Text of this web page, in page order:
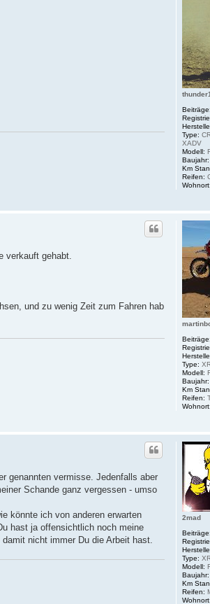
Beiträge:
Type:
XADV
Modell:
Baujahr:
Km
Reifen:
Wohnort:
Beiträge:
Type:
Modell:
Baujahr:
Km
Reifen:
Wohnort:
verkauft gehabt.
und zu wenig Zeit zum Fahren hab
2mad
Beiträge:
Type:
Modell:
Baujahr:
Km
Reifen:
Wohnort:
genannten vermisse. Jedenfalls aber
Schande ganz vergessen - umso
könnte ich von anderen erwarten
hast ja offensichtlich noch meine
nicht immer Du die Arbeit hast.